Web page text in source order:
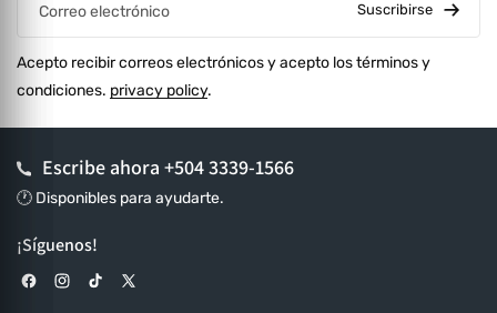
Correo electrónico Suscribirse
Acepto recibir correos electrónicos y acepto los términos y
condiciones. privacy policy.
Escribe ahora +504 3339-1566
🕐 Disponibles para ayudarte.
¡Síguenos!